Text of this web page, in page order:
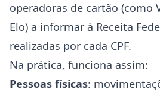
operadoras de cartão (como
Elo) a informar à Receita
realizadas por cada CPF.
Na prática, funciona assim:
Pessoas físicas: